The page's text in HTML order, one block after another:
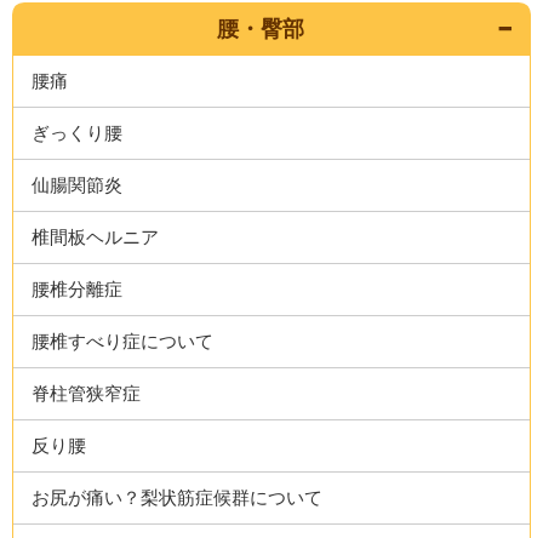
腰・臀部
腰痛
ぎっくり腰
仙腸関節炎
椎間板ヘルニア
腰椎分離症
腰椎すべり症について
脊柱管狭窄症
反り腰
お尻が痛い？梨状筋症候群について